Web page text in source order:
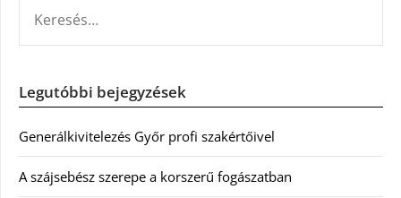
Legutóbbi bejegyzések
Generálkivitelezés Győr profi szakértőivel
A szájsebész szerepe a korszerű fogászatban